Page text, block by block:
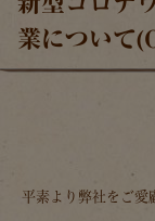
業について
平素より弊社をご愛